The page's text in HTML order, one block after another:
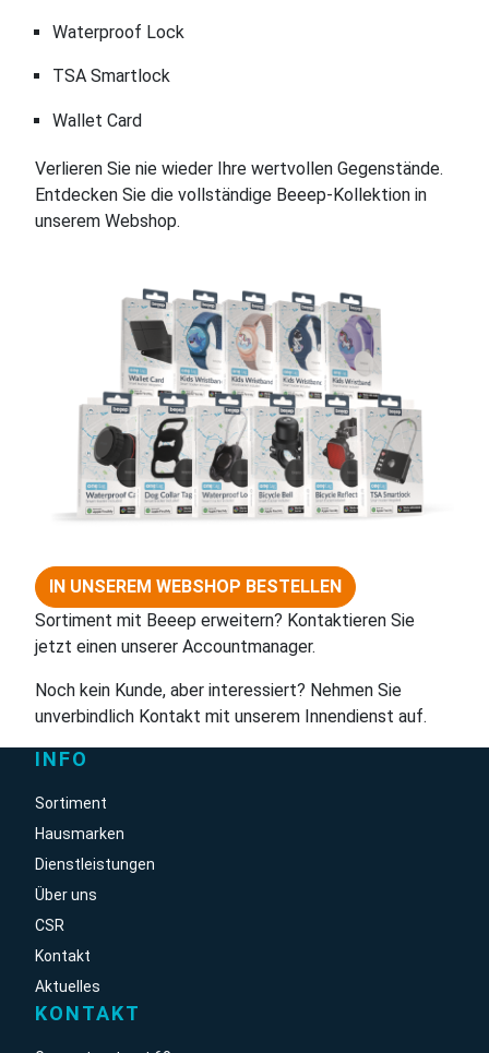
Waterproof Lock
TSA Smartlock
Wallet Card
Verlieren Sie nie wieder Ihre wertvollen Gegenstände.
Entdecken Sie die vollständige Beeep-Kollektion in
unserem Webshop.
IN UNSEREM WEBSHOP BESTELLEN
Sortiment mit Beeep erweitern? Kontaktieren Sie
jetzt einen unserer Accountmanager.
Noch kein Kunde, aber interessiert? Nehmen Sie
unverbindlich Kontakt mit unserem Innendienst auf.
INFO
Sortiment
Hausmarken
Dienstleistungen
Über uns
CSR
Kontakt
Aktuelles
KONTAKT